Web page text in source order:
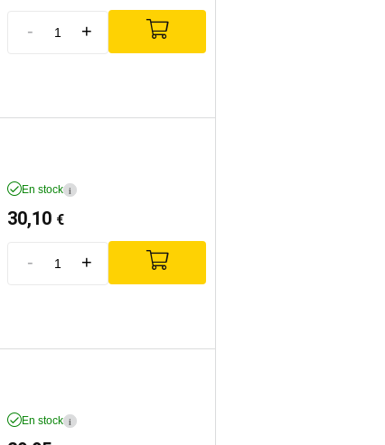
- +
En stock i
30,10 €
- +
En stock i